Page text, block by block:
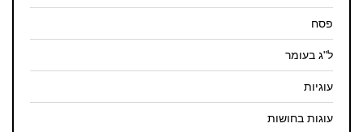
פסח
ל"ג בעומר
עוגיות
עוגות בחושות